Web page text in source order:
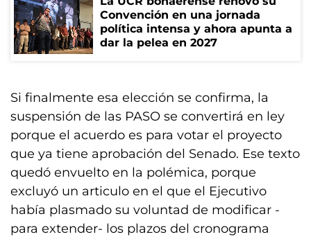
Convención en una jornada
política intensa y ahora apunta a
dar la pelea en 2027
Si finalmente esa elección se confirma, la
suspensión de las PASO se convertirá en ley
porque el acuerdo es para votar el proyecto
que ya tiene aprobación del Senado. Ese texto
quedó envuelto en la polémica, porque
excluyó un articulo en el que el Ejecutivo
había plasmado su voluntad de modificar -
para extender- los plazos del cronograma